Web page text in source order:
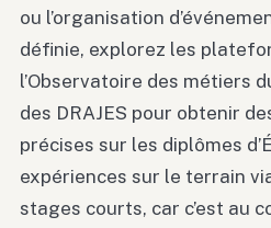
ou l’organisation
définie, explorez les
l’Observatoire des métiers
des DRAJES pour obtenir
précises sur les diplômes
expériences sur le terrain
stages courts, car c’est au